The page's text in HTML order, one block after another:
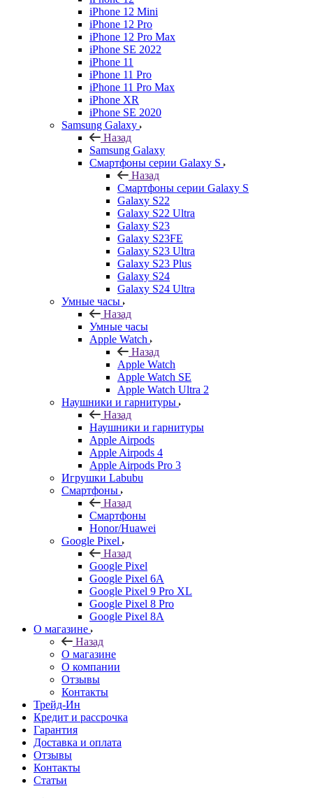
iPhone 12 Mini
iPhone 12 Pro
iPhone 12 Pro Max
iPhone SE 2022
iPhone 11
iPhone 11 Pro
iPhone 11 Pro Max
iPhone XR
iPhone SE 2020
Samsung Galaxy
Назад
Samsung Galaxy
Смартфоны серии Galaxy S
Назад
Смартфоны серии Galaxy S
Galaxy S22
Galaxy S22 Ultra
Galaxy S23
Galaxy S23FE
Galaxy S23 Ultra
Galaxy S23 Plus
Galaxy S24
Galaxy S24 Ultra
Умные часы
Назад
Умные часы
Apple Watch
Назад
Apple Watch
Apple Watch SE
Apple Watch Ultra 2
Наушники и гарнитуры
Назад
Наушники и гарнитуры
Apple Airpods
Apple Airpods 4
Apple Airpods Pro 3
Игрушки Labubu
Смартфоны
Назад
Смартфоны
Honor/Huawei
Google Pixel
Назад
Google Pixel
Google Pixel 6A
Google Pixel 9 Pro XL
Google Pixel 8 Pro
Google Pixel 8A
О магазине
Назад
О магазине
О компании
Отзывы
Контакты
Трейд-Ин
Кредит и рассрочка
Гарантия
Доставка и оплата
Отзывы
Контакты
Статьи